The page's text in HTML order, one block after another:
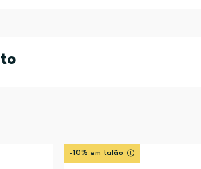
-10% em talão